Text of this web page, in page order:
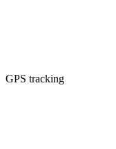
GPS tracking